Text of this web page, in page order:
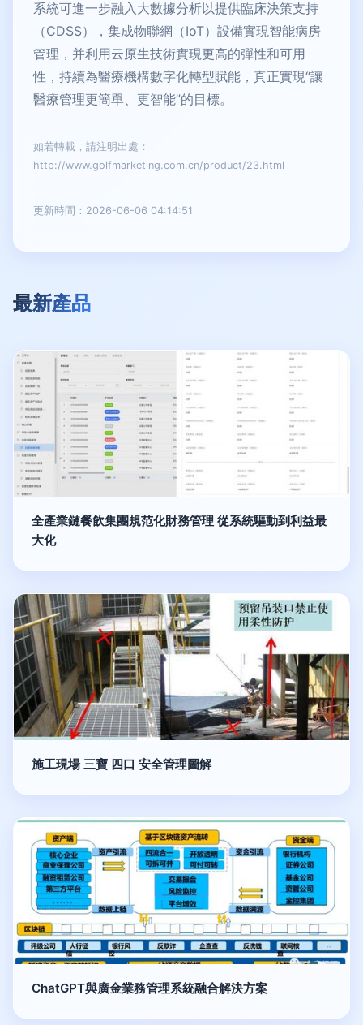
系統可進一步融入大數據分析以提供臨床決策支持
（CDSS），集成物聯網（IoT）設備實現智能病房
管理，并利用云原生技術實現更高的彈性和可用
性，持續為醫療機構數字化轉型賦能，真正實現“讓
醫療管理更簡單、更智能”的目標。
如若轉載，請注明出處：
http://www.golfmarketing.com.cn/product/23.html
更新時間：2026-06-06 04:14:51
最新產品
全產業鏈餐飲集團規范化財務管理 從系統驅動到利益最
大化
施工現場 三寶 四口 安全管理圖解
ChatGPT與廣金業務管理系統融合解決方案